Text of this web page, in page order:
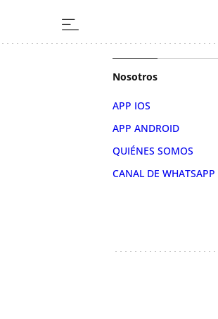
Nosotros
APP IOS
APP ANDROID
QUIÉNES SOMOS
CANAL DE WHATSAPP